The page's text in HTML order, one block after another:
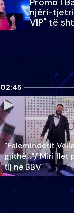
njëri-
VIP" të
02:45
"Faleminderit
gjithë…"/ Miri flet
tij në BBV